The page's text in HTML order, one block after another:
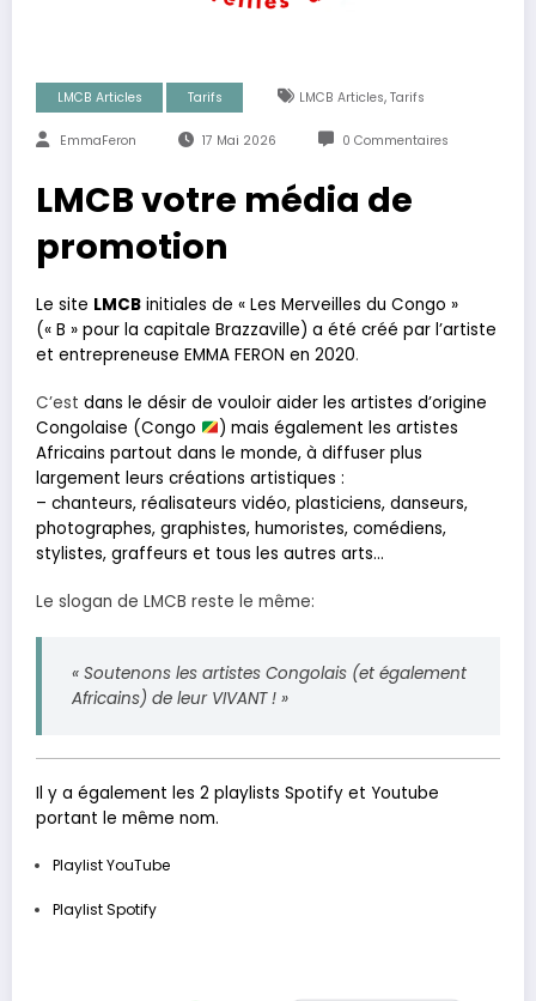
LMCB Articles Tarifs LMCB Articles, Tarifs
EmmaFeron 17 Mai 2026 0 Commentaires
LMCB votre média de
promotion
Le site LMCB initiales de « Les Merveilles du Congo »
(« B » pour la capitale Brazzaville) a été créé par l’artiste
et entrepreneuse EMMA FERON en 2020.
C’est dans le désir de vouloir aider les artistes d’origine
Congolaise (Congo
) mais également les artistes
Africains partout dans le monde, à diffuser plus
largement leurs créations artistiques :
– chanteurs, réalisateurs vidéo, plasticiens, danseurs,
photographes, graphistes, humoristes, comédiens,
stylistes, graffeurs et tous les autres arts…
Le slogan de LMCB reste le même:
« Soutenons les artistes Congolais (et également
Africains) de leur VIVANT ! »
Il y a également les 2 playlists Spotify et Youtube
portant le même nom.
Playlist YouTube
Playlist Spotify